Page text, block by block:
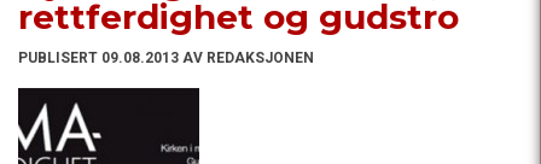
rettferdighet og gudstro
PUBLISERT 09.08.2013 AV REDAKSJONEN